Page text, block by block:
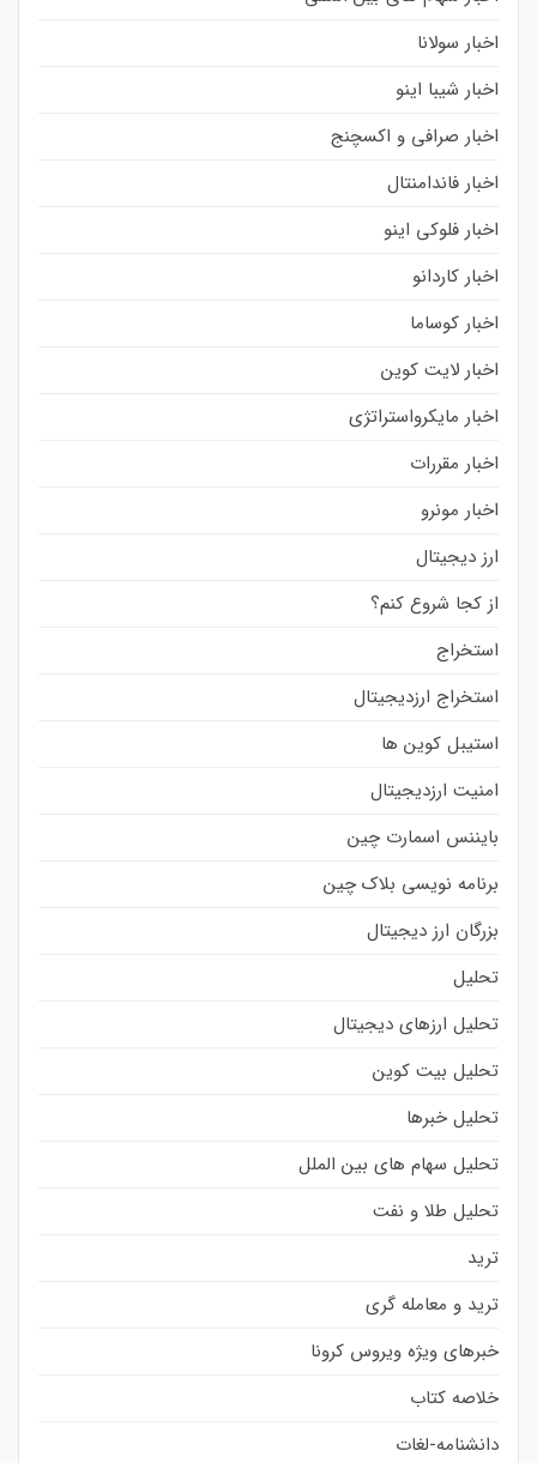
اخبار سولانا
اخبار شیبا اینو
اخبار صرافی و اکسچنج
اخبار فاندامنتال
اخبار فلوکی اینو
اخبار کاردانو
اخبار کوساما
اخبار لایت کوین
اخبار مایکرواستراتژی
اخبار مقررات
اخبار مونرو
ارز دیجیتال
از کجا شروع کنم؟
استخراج
استخراج ارزدیجیتال
استیبل کوین ها
امنیت ارزدیجیتال
بایننس اسمارت چین
برنامه نویسی بلاک چین
بزرگان ارز دیجیتال
تحلیل
تحلیل ارزهای دیجیتال
تحلیل بیت کوین
تحلیل خبرها
تحلیل سهام های بین الملل
تحلیل طلا و نفت
ترید
ترید و معامله گری
خبرهای ویژه ویروس کرونا
خلاصه کتاب
دانشنامه-لغات